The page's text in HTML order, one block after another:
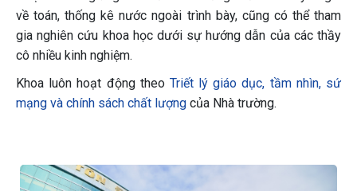
về toán, thống kê nước ngoài trình bày, cũng có thể tham
gia nghiên cứu khoa học dưới sự hướng dẫn của các thầy
cô nhiều kinh nghiệm.
Khoa luôn hoạt động theo Triết lý giáo dục, tầm nhìn, sứ
mạng và chính sách chất lượng của Nhà trường.